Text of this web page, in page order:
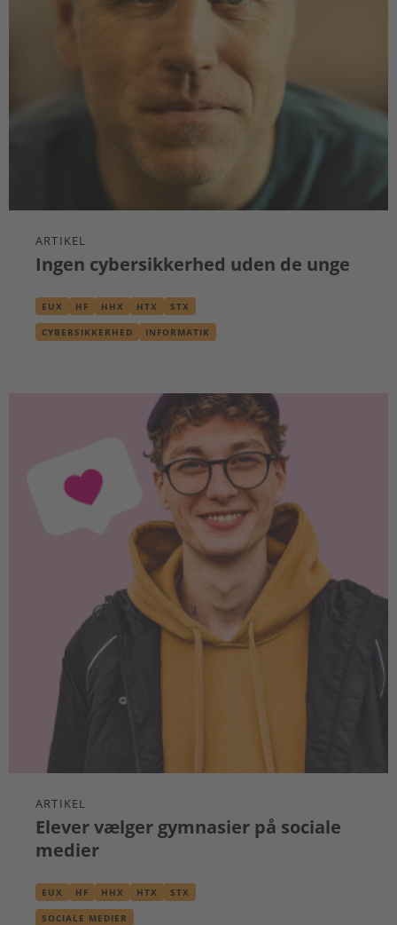
ARTIKEL
Ingen cybersikkerhed uden de unge
EUX HF HHX HTX STX
CYBERSIKKERHED INFORMATIK
ARTIKEL
Elever vælger gymnasier på sociale
medier
EUX HF HHX HTX STX
SOCIALE MEDIER